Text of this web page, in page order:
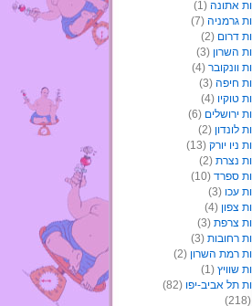
אתונה (1)
גרמניה (7)
דרום (2)
השרון (3)
וונקובר (4)
חיפה (3)
טוקיו (4)
ירושלים (6)
לונדון (2)
ניו יורק (13)
נצרת (2)
ספרד (10)
עכו (3)
צפון (4)
צרפת (3)
רחובות (3)
רמת השרון (2)
שוויץ (1)
תל אביב-יפו (82)
(218)